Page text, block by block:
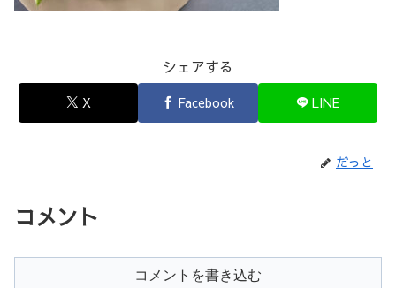
シェアする
X Facebook LINE
だっと
コメント
コメントを書き込む